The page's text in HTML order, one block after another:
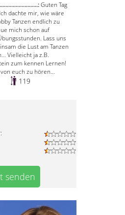
Guten Tag
dachte mir, wie wäre
Tanzen endlich zu
mich schon auf
Lass uns
die Lust am Tanzen
Vielleicht ja z.B.
zum kennen Lernen!
euch zu hören...
119
senden